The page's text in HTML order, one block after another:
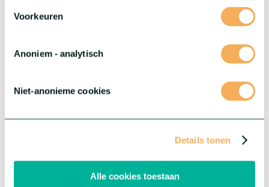
Voorkeuren
Anoniem - analytisch
Niet-anonieme cookies
Details tonen
Alle cookies toestaan
Dianthus Sparkz®Surprisez
biedt je de meest uiteenlopende variaties
opvallende kleuren en eindeloze mogelijkheden om te mixen en